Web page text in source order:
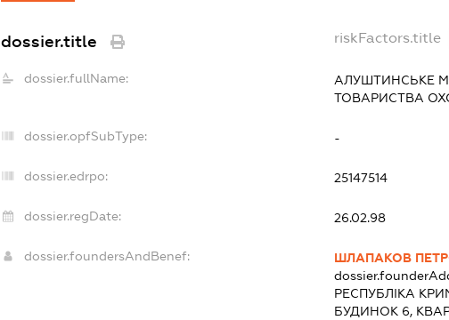
dossier.title riskFactors.title
dossier.fullName:
АЛУШТИНСЬКЕ
ТОВАРИСТВА
dossier.opfSubType: -
dossier.edrpo: 25147514
dossier.regDate: 26.02.98
dossier.foundersAndBenef:
ШЛАПАКОВ
РЕСПУБЛІКА
БУДИНОК 6,